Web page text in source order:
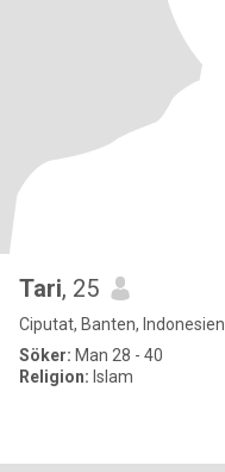
Tari, 25
Ciputat, Banten, Indonesien
Söker: Man 28 - 40
Religion: Islam